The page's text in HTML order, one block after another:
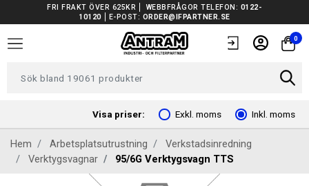
FRI FRAKT ÖVER 625KR WEBBFRÅGOR TELEFON: 0122-
10120
E-POST: ORDER@IFPARTNER.SE
0
Visa priser: Exkl. moms Inkl. moms
TRUCKAR I LAGER
TUNGA FORDON UNIVERSAL
FORDONSVERKTYG EV
ARBETSPLATSUTRUSTNING
Hem Arbetsplatsutrustning
Verkstadsinredning
Verktygsvagnar
95/6G Verktygsvagn TTS